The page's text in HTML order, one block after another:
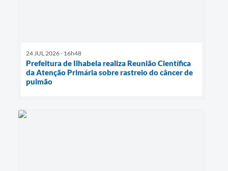
24 JUL 2026 - 16h48
Prefeitura de Ilhabela realiza Reunião Científica
da Atenção Primária sobre rastreio do câncer de
pulmão